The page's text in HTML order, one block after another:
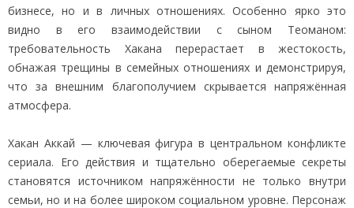
бизнесе, но и в личных отношениях. Особенно ярко это
видно в его взаимодействии с сыном Теоманом:
требовательность Хакана перерастает в жестокость,
обнажая трещины в семейных отношениях и демонстрируя,
что за внешним благополучием скрывается напряжённая
атмосфера.
Хакан Аккай — ключевая фигура в центральном конфликте
сериала. Его действия и тщательно оберегаемые секреты
становятся источником напряжённости не только внутри
семьи, но и на более широком социальном уровне. Персонаж